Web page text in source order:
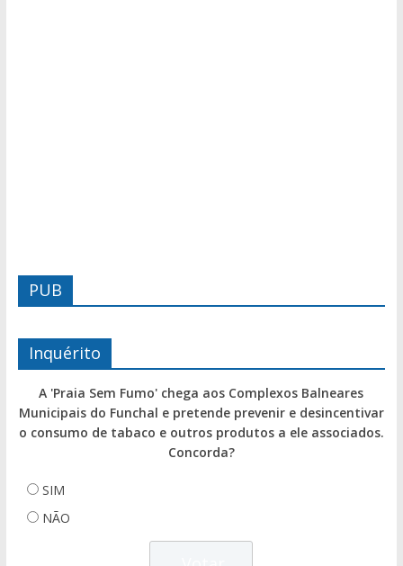
PUB
Inquérito
A 'Praia Sem Fumo' chega aos Complexos Balneares
Municipais do Funchal e pretende prevenir e desincentivar
o consumo de tabaco e outros produtos a ele associados.
Concorda?
SIM
NÃO